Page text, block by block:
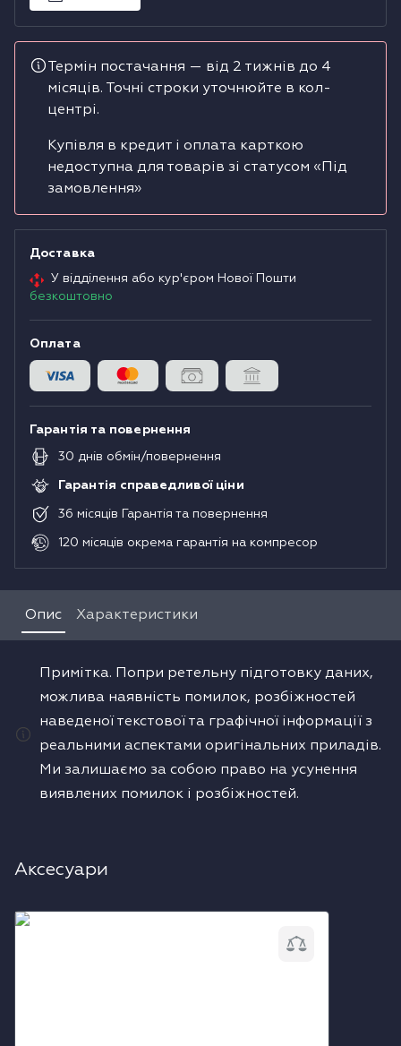
Сушильні машини
Термін постачання — від 2 тижнів до 4
місяців. Точні строки уточнюйте в кол-
центрі.
Купівля в кредит і оплата карткою
недоступна для товарів зі статусом «Під
замовлення»
Доставка
У відділення або кур'єром Нової Пошти
безкоштовно
Оплата
Гарантія та повернення
30 днів обмін/повернення
Гарантія справедливої ціни
36 місяців Гарантія та повернення
120 місяців окрема гарантія на компресор
Опис Характеристики
Примітка. Попри ретельну підготовку даних,
можлива наявність помилок, розбіжностей
наведеної текстової та графічної інформації з
реальними аспектами оригінальних приладів.
Ми залишаємо за собою право на усунення
виявлених помилок і розбіжностей.
Аксесуари
Гриль для індукційних варильних